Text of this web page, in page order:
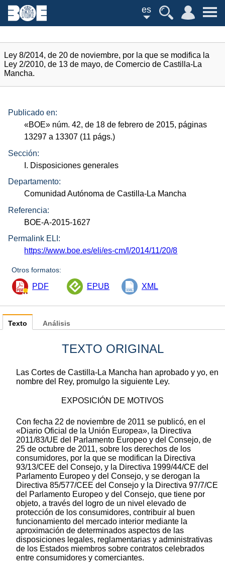
es
Ley 8/2014, de 20 de noviembre, por la que se modifica la
Ley 2/2010, de 13 de mayo, de Comercio de Castilla-La
Mancha.
Publicado en:
«BOE» núm. 42, de 18 de febrero de 2015, páginas
13297 a 13307 (11 págs.)
Sección:
I. Disposiciones generales
Departamento:
Comunidad Autónoma de Castilla-La Mancha
Referencia:
BOE-A-2015-1627
Permalink ELI:
https://www.boe.es/eli/es-cm/l/2014/11/20/8
Otros formatos:
PDF EPUB XML
Texto
TEXTO ORIGINAL
Las Cortes de Castilla-La Mancha han aprobado y yo, en
nombre del Rey, promulgo la siguiente Ley.
EXPOSICIÓN DE MOTIVOS
Con fecha 22 de noviembre de 2011 se publicó, en el
«Diario Oficial de la Unión Europea», la Directiva
2011/83/UE del Parlamento Europeo y del Consejo, de
25 de octubre de 2011, sobre los derechos de los
consumidores, por la que se modifican la Directiva
93/13/CEE del Consejo, y la Directiva 1999/44/CE del
Parlamento Europeo y del Consejo, y se derogan la
Directiva 85/577/CEE del Consejo y la Directiva 97/7/CE
del Parlamento Europeo y del Consejo, que tiene por
objeto, a través del logro de un nivel elevado de
protección de los consumidores, contribuir al buen
funcionamiento del mercado interior mediante la
aproximación de determinados aspectos de las
disposiciones legales, reglamentarias y administrativas
de los Estados miembros sobre contratos celebrados
entre consumidores y comerciantes.
Análisis